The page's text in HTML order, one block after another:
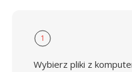
1
Wybierz pliki z